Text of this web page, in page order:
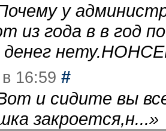
у
из года в в год
денег
16:59 #
и сидите вы
закроется,н...»